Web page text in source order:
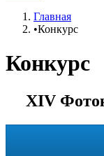
Главная
•Конкурс
Конкурс
XIV